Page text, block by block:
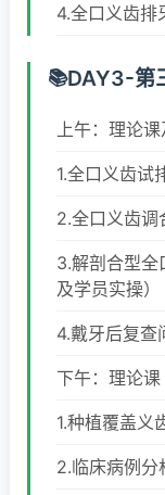
4.全口义齿排
DAY3-第
上午：理论
1.全口义齿试
2.全口义齿调
3.解剖合型
及学员实操）
4.戴牙后复查
下午：理论课
1.种植覆盖义
2.临床病例分